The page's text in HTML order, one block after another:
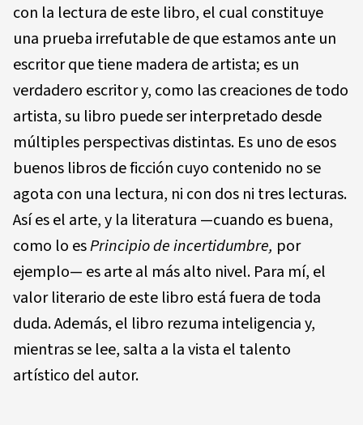
con la lectura de este libro, el cual constituye
una prueba irrefutable de que estamos ante un
escritor que tiene madera de artista; es un
verdadero escritor y, como las creaciones de todo
artista, su libro puede ser interpretado desde
múltiples perspectivas distintas. Es uno de esos
buenos libros de ficción cuyo contenido no se
agota con una lectura, ni con dos ni tres lecturas.
Así es el arte, y la literatura —cuando es buena,
como lo esPrincipio de incertidumbre, por
ejemplo— es arte al más alto nivel. Para mí, el
valor literario de este libro está fuera de toda
duda. Además, el libro rezuma inteligencia y,
mientras se lee, salta a la vista el talento
artístico del autor.